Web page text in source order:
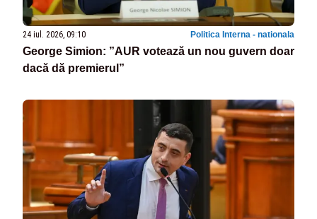
24 iul. 2026, 09:10 Politica Interna - nationala
George Simion: ”AUR votează un nou guvern doar
dacă dă premierul”